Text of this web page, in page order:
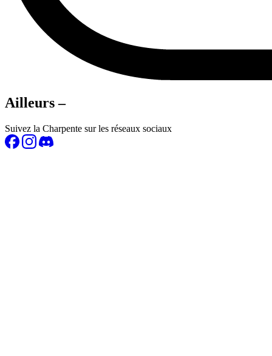
Ailleurs –
Suivez la Charpente sur les réseaux sociaux